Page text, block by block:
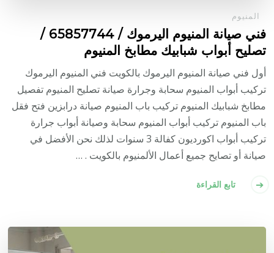
المنيوم
فني صيانة المنيوم اليرموك / 65857744 /
تصليح أبواب شبابيك مطابخ المنيوم
أول فني صيانة المنيوم اليرموك بالكويت فني المنيوم اليرموك
تركيب أبواب المنيوم سحابة وجرارة صيانة تصليح المنيوم تفصيل
مطابخ شبابيك المنيوم تركيب باب المنيوم صيانة درابزين فتح فقل
باب المنيوم تركيب أبواب المنيوم سحابة وصيانة أبواب جرارة
تركيب أبواب اكورديون كفالة 3 سنوات لذلك نحن الأفضل في
صيانة أو تصايح جميع أعمال الألمنيوم بالكويت . …
تابع القراءة